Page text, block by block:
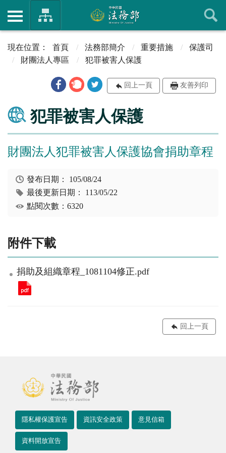
首頁 法務部簡介 重要措施
保護司
財團法人專區
犯罪被害人保護
回上一頁 友善列印
犯罪被害人保護
財團法人犯罪被害人保護協會捐助章程
發布日期： 105/08/24
最後更新日期： 113/05/22
點閱次數：6320
附件下載
捐助及組織章程_1081104修正.pdf
回上一頁
隱私權保護宣告 資訊安全政策 意見信箱
資料開放宣告